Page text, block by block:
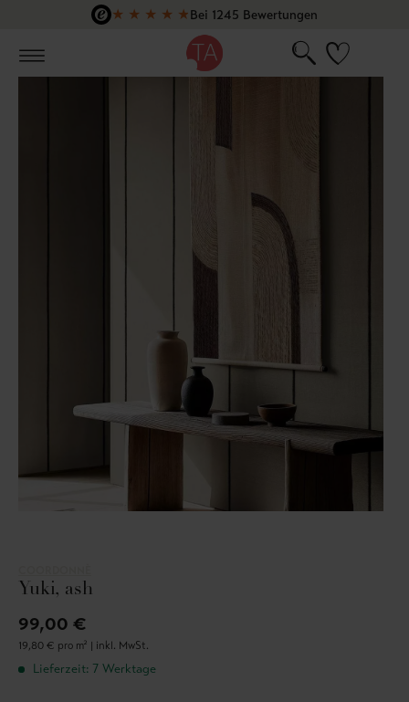
Zum Hauptinhalt springen
★ ★ ★ ★ ★Bei 1245 Bewertungen
Yuki, ash
99,00 €
19,80 € pro m² | inkl. MwSt.
Lieferzeit: 7 Werktage